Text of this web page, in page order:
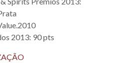
2013: 90 pts